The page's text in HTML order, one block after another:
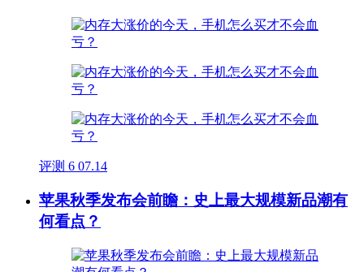
评测 6 07.14
苹果秋季发布会前瞻：史上最大规模新品潮有
何看点？